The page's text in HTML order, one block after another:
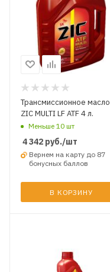
Трансмиссионное масло
ZIC MULTI LF ATF 4 л.
Меньше 10 шт
4 342 руб./шт
Вернем на карту до 87
бонусных баллов
В КОРЗИНУ